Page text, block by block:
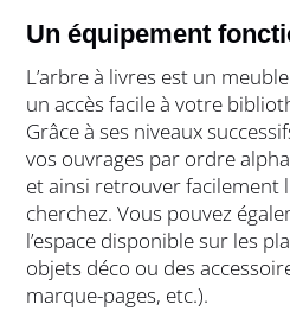
Un équipement
L’arbre à livres est un
un accès facile à votre
Grâce à ses niveaux
vos ouvrages par ordre
et ainsi retrouver facilement
cherchez. Vous pouvez
l’espace disponible sur les
objets déco ou des
marque-pages, etc.).